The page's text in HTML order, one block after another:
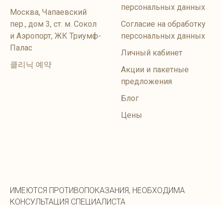
Москва, Чапаевский
пер., дом 3, ст. м. Сокол
и Аэропорт, ЖК Триумф-
Палас
클리닉 예약
персональных данных
Согласие на обработку
персональных данных
Личный кабинет
Акции и пакетные
предложения
Блог
Цены
ИМЕЮТСЯ ПРОТИВОПОКАЗАНИЯ, НЕОБХОДИМА
КОНСУЛЬТАЦИЯ СПЕЦИАЛИСТА